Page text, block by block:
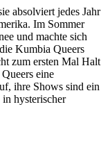
absolviert jedes Jahr
Im Sommer
und machte sich
Kumbia Queers
zum ersten Mal Halt
eine
ihre Shows sind ein
hysterischer